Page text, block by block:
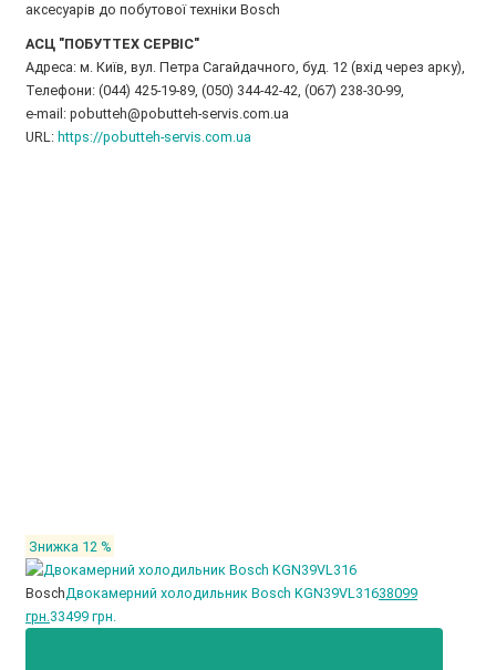
аксесуарів до побутової техніки Bosch
АСЦ "ПОБУТТЕХ СЕРВІС"
Адреса: м. Київ, вул. Петра Сагайдачного, буд. 12 (вхід через арку),
Телефони: (044) 425-19-89, (050) 344-42-42, (067) 238-30-99,
e-mail: pobutteh@pobutteh-servis.com.ua
URL: https://pobutteh-servis.com.ua
Знижка 12 %
BoschДвокамерний холодильник Bosch KGN39VL31638099
грн.33499 грн.